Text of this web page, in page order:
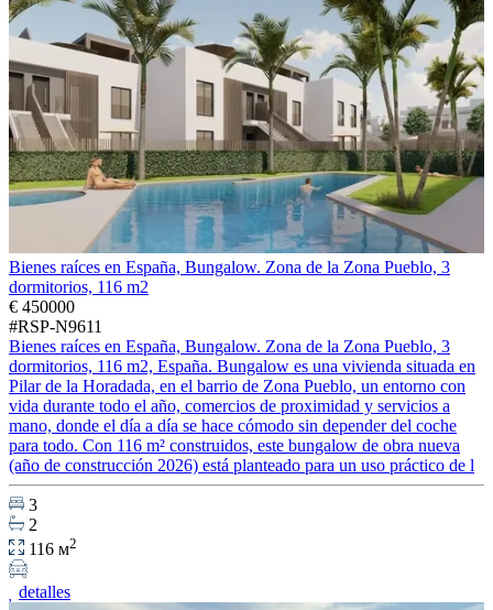
Bienes raíces en España, Bungalow. Zona de la Zona Pueblo, 3
dormitorios, 116 m2
€ 450000
#RSP-N9611
Bienes raíces en España, Bungalow. Zona de la Zona Pueblo, 3
dormitorios, 116 m2, España. Bungalow es una vivienda situada en
Pilar de la Horadada, en el barrio de Zona Pueblo, un entorno con
vida durante todo el año, comercios de proximidad y servicios a
mano, donde el día a día se hace cómodo sin depender del coche
para todo. Con 116 m² construidos, este bungalow de obra nueva
(año de construcción 2026) está planteado para un uso práctico de l
3
2
116 м2
detalles